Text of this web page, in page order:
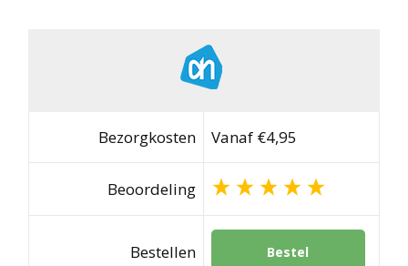
Bezorgkosten Vanaf €4,95
Beoordeling
Bestellen Bestel